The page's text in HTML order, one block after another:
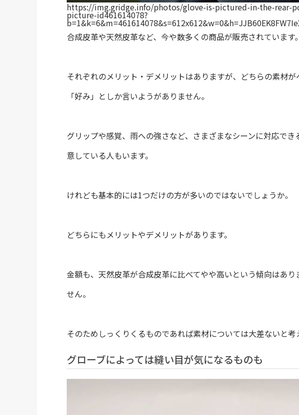
https://img.gridge.info/photos/glove-is-pictured-in-the-rear-
picture-id461614078?
合成皮革や天然皮革など、今や数多くの商品が販売されています。
それぞれのメリット・デメリットはありますが、どちらの素材
「好み」としか言いようがありません。
グリップや感覚、雨への強さなど、さまざまなシーンに対応で
意している人もいます。
けれども基本的には1つだけの方が多いのではないでしょうか。
どちらにもメリットやデメリットがあります。
金額も、天然皮革が合成皮革に比べてやや高いという傾向はあ
せん。
そのためしっくりくるものであれば素材については大差ないと考
グローブによっては縫い目が気になるものも